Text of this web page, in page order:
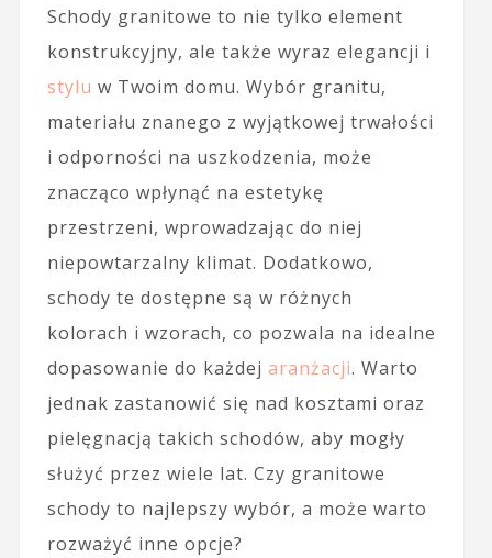
Schody granitowe to nie tylko element
konstrukcyjny, ale także wyraz elegancji i
stylu w Twoim domu. Wybór granitu,
materiału znanego z wyjątkowej trwałości
i odporności na uszkodzenia, może
znacząco wpłynąć na estetykę
przestrzeni, wprowadzając do niej
niepowtarzalny klimat. Dodatkowo,
schody te dostępne są w różnych
kolorach i wzorach, co pozwala na idealne
dopasowanie do każdej aranżacji. Warto
jednak zastanowić się nad kosztami oraz
pielęgnacją takich schodów, aby mogły
służyć przez wiele lat. Czy granitowe
schody to najlepszy wybór, a może warto
rozważyć inne opcje?